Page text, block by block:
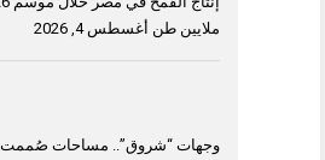
ملايين طن أغسطس 4, 2026
وجهات “شروق”.. مساحات صُممت